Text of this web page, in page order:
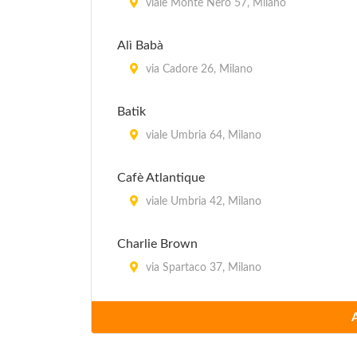
viale Monte Nero 57, Milano
Alì Babà
via Cadore 26, Milano
Batik
viale Umbria 64, Milano
Cafè Atlantique
viale Umbria 42, Milano
Charlie Brown
via Spartaco 37, Milano
via Cadore 2, Milano